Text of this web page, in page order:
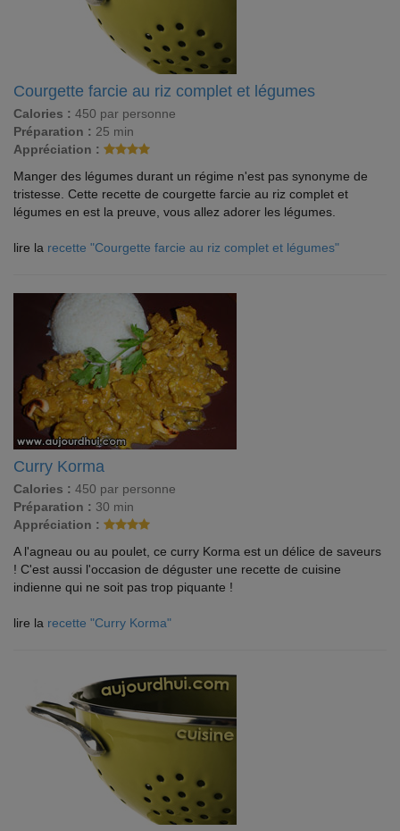
Courgette farcie au riz complet et légumes
Calories : 450 par personne
Préparation : 25 min
Appréciation :
Manger des légumes durant un régime n'est pas synonyme de
tristesse. Cette recette de courgette farcie au riz complet et
légumes en est la preuve, vous allez adorer les légumes.
lire la recette "Courgette farcie au riz complet et légumes"
Curry Korma
Calories : 450 par personne
Préparation : 30 min
Appréciation :
A l'agneau ou au poulet, ce curry Korma est un délice de saveurs
! C'est aussi l'occasion de déguster une recette de cuisine
indienne qui ne soit pas trop piquante !
lire la recette "Curry Korma"